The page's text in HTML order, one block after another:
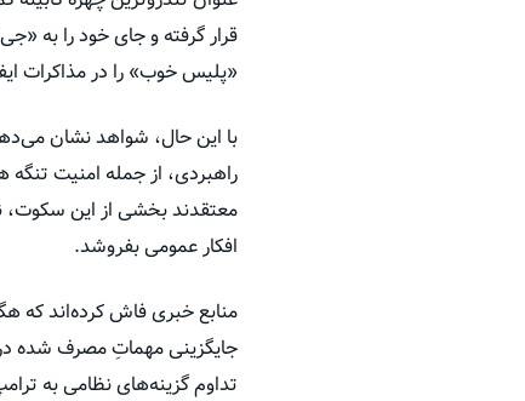
قرار گرفته و جای خود را به
«پلیس خوب» را در مذاکرات
با این حال، شواهد نشان
راهبردی، از جمله امنیت
معتقدند بخشی از این سکوت،
افکار عمومی بفروشد.
منابع خبری فاش کرده‌اند که
جایگزینی مهماتِ مصرف‌ شده
تداوم گزینه‌های نظامی به